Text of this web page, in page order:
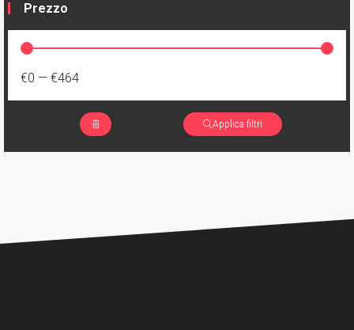
Prezzo
€0 — €464
Applica filtri